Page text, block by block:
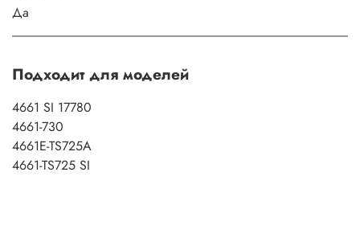
Да
Подходит для моделей
4661 SI 17780
4661-730
4661E-TS725A
4661-TS725 SI